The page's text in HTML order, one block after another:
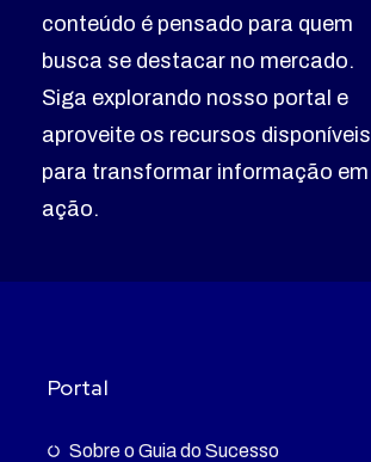
conteúdo é pensado para quem
busca se destacar no mercado.
Siga explorando nosso portal e
aproveite os recursos disponíveis
para transformar informação em
ação.
Portal
Sobre o Guia do Sucesso